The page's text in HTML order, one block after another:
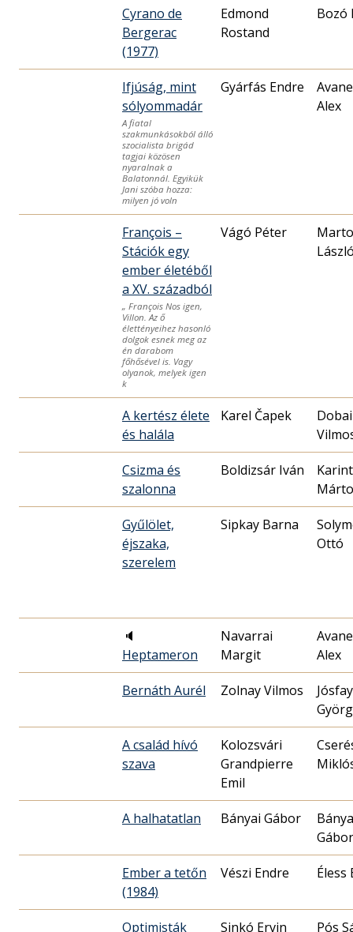
Cyrano de
Bergerac
(1977)
Edmond
Rostand
Bozó
Ifjúság, mint
sólyommadár
A fiatal
szakmunkásokból álló
szocialista brigád
tagjai közösen
nyaralnak a
Balatonnál. Egyikük
Jani szóba hozza:
milyen jó voln
Gyárfás Endre
Alex
François –
Stációk egy
ember életéből
a XV. századból
„ François Nos igen,
Villon. Az ő
élettényeihez hasonló
dolgok esnek meg az
én darabom
főhősével is. Vagy
olyanok, melyek igen
k
Vágó Péter
A kertész élete
és halála
Karel Čapek
Dobai
Csizma és
szalonna
Boldizsár Iván
Gyűlölet,
éjszaka,
szerelem
Sipkay Barna
Ottó
🔈
Heptameron
Navarrai
Margit
Alex
Bernáth Aurél Zolnay Vilmos
Jósfay
A család hívó
szava
Kolozsvári
Grandpierre
Emil
A halhatatlan Bányai Gábor
Gábor
Ember a tetőn
(1984)
Vészi Endre Éless
Optimisták Pós